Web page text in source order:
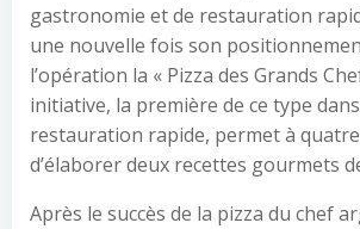
gastronomie et de restauration
une nouvelle fois son
l’opération la « Pizza des Grands
initiative, la première de ce type
restauration rapide, permet à
d’élaborer deux recettes gourmets
Après le succès de la pizza du chef